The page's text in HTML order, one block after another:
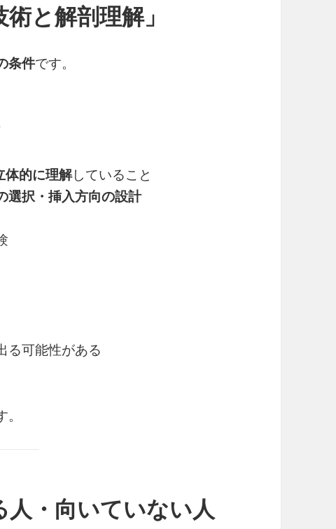
と解剖理解」
条件です。
体的に理解していること
選択・挿入方向の設計
る可能性がある
・向いていない人